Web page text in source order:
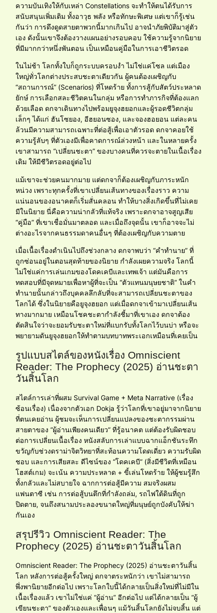
ความบันเทิงให้กับเหล่า Constellations จะทำให้ตนได้รับการ
สนับสนุนเพิ่มเติม ทั้งอาวุธ พลัง หรือทักษะพิเศษ แต่เขาก็รู้เช่น
กันว่า การดึงดูดสายตาพวกนี้มากเกินไป อาจนำภัยพิบัติมาสู่ตัว
เอง ดังนั้นเขาจึงต้องวางแผนอย่างรอบคอบ ใช้ความรู้จากนิยาย
ที่มีมากกว่าหนึ่งพันตอน เป็นเหมือนคู่มือในการเอาชีวิตรอด
ในไม่ช้า โลกทั้งใบก็ถูกระบบครอบงำ ไม่ใช่แค่โซล แต่เมือง
ใหญ่ทั่วโลกต่างประสบชะตาเดียวกัน ผู้คนต้องเผชิญกับ
“สถานการณ์” (Scenarios) ที่โหดร้าย ทั้งการสู้กับสัตว์ประหลาด
ยักษ์ การเลือกสละชีวิตคนในกลุ่ม หรือการทำภารกิจที่ต้องแลก
ด้วยเลือด ดกจาเดินทางไปพร้อมยูจุงฮยอกและผู้รอดชีวิตกลุ่ม
เล็กๆ ได้แก่ ฮันโซยอง, อีฮยอนซอง, และจองฮอยอน แต่ละคน
ล้วนมีความสามารถเฉพาะที่ต่อสู้เพื่อเอาตัวรอด ดกจาคอยใช้
ความรู้ลับๆ ที่ตัวเองมีเพื่อคาดการณ์ล่วงหน้า และในหลายครั้ง
เขาสามารถ “เปลี่ยนชะตา” ของบางคนที่ควรจะตายในเนื้อเรื่อง
เดิม ให้มีชีวิตรอดอยู่ต่อไป
แม้เขาจะช่วยคนมากมาย แต่ดกจาก็ต้องเผชิญกับภาระหนัก
หน่วง เพราะทุกครั้งที่เขาเปลี่ยนเส้นทางของเรื่องราว ความ
แน่นอนของอนาคตก็เริ่มสั่นคลอน ทำให้บางสิ่งเกิดขึ้นที่ไม่เคย
มีในนิยาย นี่คือความน่ากลัวที่แท้จริง เพราะดกจาอาจสูญเสีย
“คู่มือ” ที่เขาเชื่อมั่นมาตลอด และเมื่อถึงจุดนั้น เขาก็อาจจะไม่
ต่างอะไรจากคนธรรมดาคนอื่นๆ ที่ต้องเผชิญกับความตาย
เมื่อเนื้อเรื่องดำเนินไปถึงช่วงกลาง ดกจาพบว่า “คำทำนาย” ที่
ถูกซ่อนอยู่ในตอนสุดท้ายของนิยาย กำลังเผยความจริง โลกนี้
ไม่ใช่แค่การเล่นเกมของโดคเคบีและเทพเจ้า แต่มันคือการ
ทดสอบที่มีจุดหมายเพื่อหาผู้ที่จะเป็น “ตัวแทนมนุษยชาติ” ในคำ
ทำนายนั้นกล่าวถึงบุคคลลึกลับที่จะสามารถเปลี่ยนชะตาของ
โลกได้ ซึ่งในนิยายคือยูจุงฮยอก แต่เมื่อดกจาเข้ามาเปลี่ยนเส้น
ทางมากมาย เหมือนโชคชะตากำลังชี้มาที่เขาเอง ดกจาต้อง
ตัดสินใจว่าจะยอมรับชะตาใหม่ที่แบกรับทั้งโลกไว้บนบ่า หรือจะ
พยายามดันยูจุงฮยอกให้ทำตามบทบาทพระเอกเหมือนที่เคยเป็น
รูปแบบสไตล์ของหนังเรื่อง Omniscient
Reader: The Prophecy (2025) อ่านชะตา
วันสิ้นโลก
สไตล์การเล่าที่ผสม Survival Game + Meta Narrative (เรื่อง
ซ้อนเรื่อง) เนื่องจากตัวเอก Dokja รู้ว่าโลกที่เขาอยู่มาจากนิยาย
ที่ตนเคยอ่าน ผู้ชมจะเห็นการเปลี่ยนแปลงของชะตากรรมผ่าน
สายตาของ “ผู้อ่านเพียงคนเดียว” ที่รู้อนาคต แต่ต้องรับผิดชอบ
ต่อการเปลี่ยนเนื้อเรื่อง หนังสลับการเล่าแบบฉากแอ็กชันระทึก
ขวัญกับช่วงดราม่าจิตวิทยาที่สะท้อนความโดดเดี่ยว ความรับผิด
ชอบ และการเสียสละ ดีไซน์ของ “โดคเคบี” (สิ่งมีชีวิตที่เหมือน
โฮสต์เกม) จะเน้น ความประหลาด + ขี้เล่นโหดร้าย ให้ผู้ชมรู้สึก
ทั้งกลัวและไม่สบายใจ ฉากการต่อสู้มีความ สมจริงผสม
แฟนตาซี เช่น การต่อสู้บนตึกที่กำลังถล่ม, รถไฟใต้ดินที่ถูก
ปิดตาย, จนถึงสนามประลองขนาดใหญ่ที่มนุษย์ถูกบังคับให้ฆ่า
กันเอง
สรุปรีวิว Omniscient Reader: The
Prophecy (2025) อ่านชะตาวันสิ้นโลก
Omniscient Reader: The Prophecy (2025) อ่านชะตาวันสิ้น
โลก หลังการต่อสู้ครั้งใหญ่ ดกจาตระหนักว่า เขาไม่สามารถ
พึ่งพานิยายอีกต่อไป เพราะโลกใบนี้ได้กลายเป็นสิ่งใหม่ที่ไม่มีใน
เนื้อเรื่องแล้ว เขาไม่ใช่แค่ “ผู้อ่าน” อีกต่อไป แต่ได้กลายเป็น “ผู้
เขียนชะตา” ของตัวเองและเพื่อนๆ แม้วันสิ้นโลกยังไม่จบสิ้น แต่